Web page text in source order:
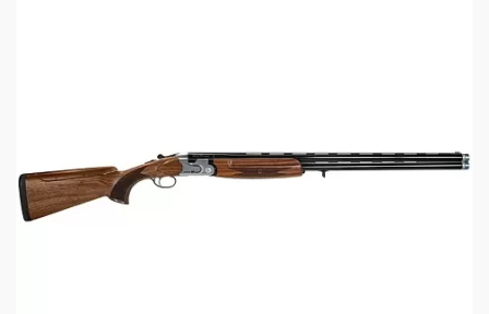
Тактическое снаряжение